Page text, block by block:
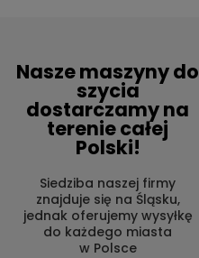
Nasze maszyny do
szycia
dostarczamy na
terenie całej
Polski!
Siedziba naszej firmy
znajduje się na Śląsku,
jednak oferujemy wysyłkę
do każdego miasta
w Polsce